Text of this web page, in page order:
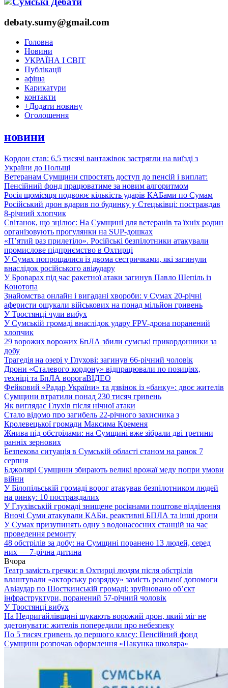
debaty.sumy@gmail.com
Головна
Новини
УКРАЇНА І СВІТ
Публікації
афіша
Карикатури
контакти
+Додати новину
Оголошення
новини
Кордон став: 6,5 тисячі вантажівок застрягли на виїзді з
України до Польщі
Ветеранам Сумщини спростять доступ до пенсій і виплат:
Пенсійний фонд працюватиме за новим алгоритмом
Росія щомісяця подвоює кількість ударів КАБами по Сумам
Російський дрон вдарив по будинку у Стецьківці: постраждав
8-річний хлопчик
Світанок, що зцілює: На Сумщині для ветеранів та їхніх родин
організовують прогулянки на SUP-дошках
«П’ятий раз прилетіло». Російські безпілотники атакували
промислове підприємство в Охтирці
У Сумах попрощалися із двома сестричками, які загинули
внаслідок російського авіаудару
У Броварах під час ракетної атаки загинув Павло Шепіль із
Конотопа
Знайомства онлайн і вигадані хвороби: у Сумах 20-річні
аферисти ошукали військових на понад мільйон гривень
У Тростянці чули вибух
У Сумській громаді внаслідок удару FPV-дрона поранений
хлопчик
29 ворожих ворожих БпЛА збили сумські прикордонники за
добу
Трагедія на озері у Глухові: загинув 66-річний чоловік
Дрони «Сталевого кордону» відпрацювали по позиціях,
техніці та БпЛА ворогаВІДЕО
Фейковий «Радар України» та дзвінок із «банку»: двоє жителів
Сумщини втратили понад 230 тисяч гривень
Як виглядає Глухів після нічної атаки
Стало відомо про загибель 22-річного захисника з
Кролевецької громади Максима Кременя
Жнива під обстрілами: на Сумщині вже зібрали дві третини
ранніх зернових
Безпекова ситуація в Сумській області станом на ранок 7
серпня
Бджолярі Сумщини збирають великі врожаї меду попри умови
війни
У Білопільській громаді ворог атакував безпілотником людей
на ринку: 10 постраждалих
У Глухівській громаді знищене росіянами поштове відділення
Вночі Суми атакували КАБи, реактивні БПЛА та інші дрони
У Сумах призупинять одну з водонасосних станцій на час
проведення ремонту
48 обстрілів за добу: на Сумщині поранено 13 людей, серед
них — 7-річна дитина
Вчора
Театр замість гречки: в Охтирці людям після обстрілів
влаштували «акторську розрядку» замість реальної допомоги
Авіаудар по Шосткинській громаді: зруйновано об’єкт
інфраструктури, поранений 57-річний чоловік
У Тростянці вибух
На Недригайлівщині шукають ворожий дрон, який міг не
здетонувати: жителів попередили про небезпеку
По 5 тисяч гривень до першого класу: Пенсійний фонд
Сумщини розпочав оформлення «Пакунка школяра»